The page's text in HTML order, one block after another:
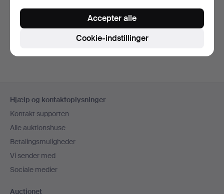
Du kan også søge i
vores arkiv med afsluttede
Hjælp og kontaktoplysninger
Kontakt supporten
Alle auktionshuse
Betalingsmuligheder
Vi sender med
Sociale medier
Auctionet
Cookie-indstillinger
Accepter alle